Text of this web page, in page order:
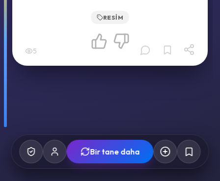
RESIM
5
Bir tane daha